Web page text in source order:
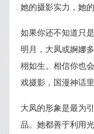
她的摄影实力，她
如果你还不知道只
明月，大凤或婀娜
栩如生。相信你也
戏摄影，国漫神话里
大凤的形象是最为
品。她都善于利用